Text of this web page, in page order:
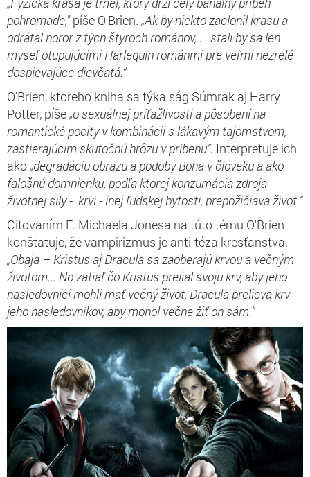
pohromade,"píše O'Brien. „Ak by niekto zaclonil krasu a
odrátal horor z tých štyroch románov, ... stali by sa len
myseľ otupujúcimi Harlequin románmi pre veľmi nezrelé
dospievajúce dievčatá.“
O'Brien, ktoreho kniha sa týka ság Súmrak aj Harry
Potter, píše„o sexuálnej príťažlivosti a pôsobení na
romantické pocity v kombinácii s lákavým tajomstvom,
zastierajúcim skutočnú hrôzu v príbehu“. Interpretuje ich
ako„degradáciu obrazu a podoby Boha v človeku a ako
falošnú domnienku, podľa ktorej konzumácia zdroja
životnej sily - krvi - inej ľudskej bytosti, prepožičiava život.“
Citovaním E. Michaela Jonesa na túto tému O'Brien
konštatuje, že vampirizmus je anti-téza kresťanstva.
„Obaja – Kristus aj Dracula sa zaoberajú krvou a večným
životom... No zatiaľ čo Kristus prelial svoju krv, aby jeho
nasledovníci mohli mať večný život, Dracula prelieva krv
jeho nasledovníkov, aby mohol večne žiť on sám.“